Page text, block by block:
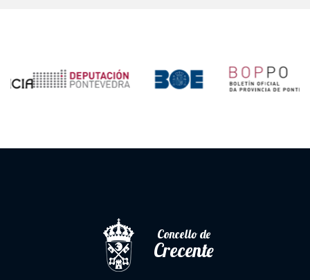
Concello de
Crecente